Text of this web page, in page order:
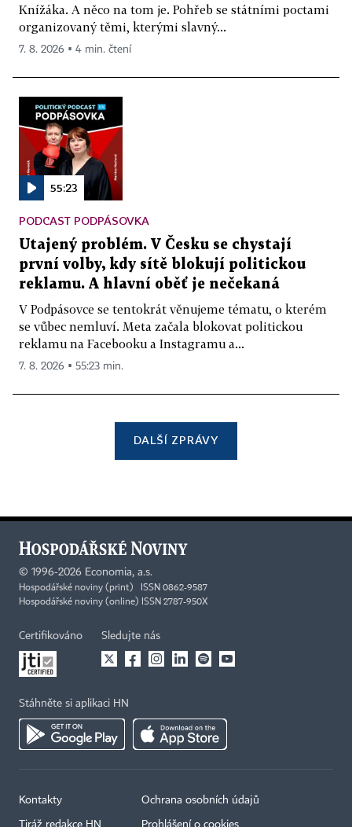
Knížáka. A něco na tom je. Pohřeb se státními poctami
organizovaný těmi, kterými slavný...
7. 8. 2026 ▪ 4 min. čtení
55:23
PODCAST PODPÁSOVKA
Utajený problém. V Česku se chystají
první volby, kdy sítě blokují politickou
reklamu. A hlavní oběť je nečekaná
V Podpásovce se tentokrát věnujeme tématu, o kterém
se vůbec nemluví. Meta začala blokovat politickou
reklamu na Facebooku a Instagramu a...
7. 8. 2026 ▪ 55:23 min.
DALŠÍ ZPRÁVY
© 1996-2026 Economia, a.s.
Hospodářské noviny (print) ISSN 0862-9587
Hospodářské noviny (online) ISSN 2787-950X
Certifikováno Sledujte nás
Stáhněte si aplikaci HN
Kontakty
Tiráž redakce HN
Ochrana osobních údajů
Prohlášení o cookies